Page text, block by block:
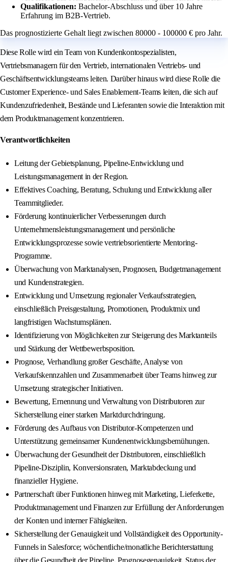
Qualifikationen: Bachelor-Abschluss und über 10 Jahre
Erfahrung im B2B-Vertrieb.
Das prognostizierte Gehalt liegt zwischen 80000 - 100000 € pro Jahr.
Diese Rolle wird ein Team von Kundenkontospezialisten,
Vertriebsmanagern für den Vertrieb, internationalen Vertriebs- und
Geschäftsentwicklungsteams leiten. Darüber hinaus wird diese Rolle die
Customer Experience- und Sales Enablement-Teams leiten, die sich auf
Kundenzufriedenheit, Bestände und Lieferanten sowie die Interaktion mit
dem Produktmanagement konzentrieren.
Verantwortlichkeiten
Leitung der Gebietsplanung, Pipeline-Entwicklung und
Leistungsmanagement in der Region.
Effektives Coaching, Beratung, Schulung und Entwicklung aller
Teammitglieder.
Förderung kontinuierlicher Verbesserungen durch
Unternehmensleistungsmanagement und persönliche
Entwicklungsprozesse sowie vertriebsorientierte Mentoring-
Programme.
Überwachung von Marktanalysen, Prognosen, Budgetmanagement
und Kundenstrategien.
Entwicklung und Umsetzung regionaler Verkaufsstrategien,
einschließlich Preisgestaltung, Promotionen, Produktmix und
langfristigen Wachstumsplänen.
Identifizierung von Möglichkeiten zur Steigerung des Marktanteils
und Stärkung der Wettbewerbsposition.
Prognose, Verhandlung großer Geschäfte, Analyse von
Verkaufskennzahlen und Zusammenarbeit über Teams hinweg zur
Umsetzung strategischer Initiativen.
Bewertung, Ernennung und Verwaltung von Distributoren zur
Sicherstellung einer starken Marktdurchdringung.
Förderung des Aufbaus von Distributor-Kompetenzen und
Unterstützung gemeinsamer Kundenentwicklungsbemühungen.
Überwachung der Gesundheit der Distributoren, einschließlich
Pipeline-Disziplin, Konversionsraten, Marktabdeckung und
finanzieller Hygiene.
Partnerschaft über Funktionen hinweg mit Marketing, Lieferkette,
Produktmanagement und Finanzen zur Erfüllung der Anforderungen
der Konten und interner Fähigkeiten.
Sicherstellung der Genauigkeit und Vollständigkeit des Opportunity-
Funnels in Salesforce; wöchentliche/monatliche Berichterstattung